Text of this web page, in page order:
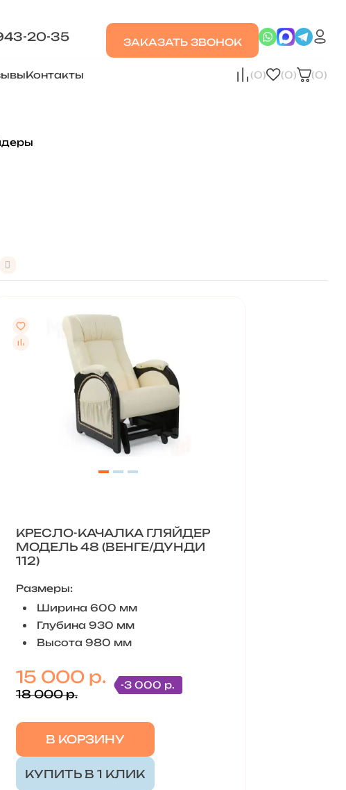
20-35 ЗАКАЗАТЬ ЗВОНОК
Контакты (0) (0) (0)
КРЕСЛО-КАЧАЛКА ГЛЯЙДЕР
МОДЕЛЬ 48 (ВЕНГЕ/ДУНДИ
112)
Размеры:
Ширина 600 мм
Глубина 930 мм
Высота 980 мм
15 000 р.
18 000 р.
-3 000 р.
В КОРЗИНУ
КУПИТЬ В 1 КЛИК